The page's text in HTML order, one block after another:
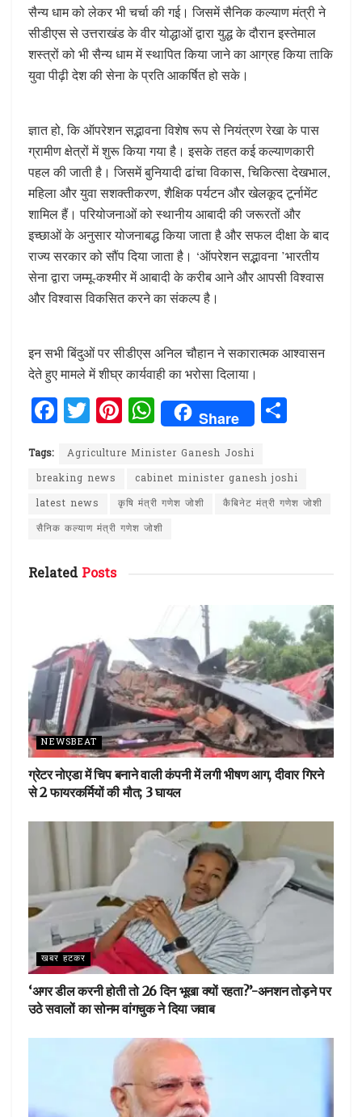
सैन्य धाम को लेकर भी चर्चा की गई। जिसमें सैनिक कल्याण मंत्री ने
सीडीएस से उत्तराखंड के वीर योद्धाओं द्वारा युद्ध के दौरान इस्तेमाल
शस्त्रों को भी सैन्य धाम में स्थापित किया जाने का आग्रह किया ताकि
युवा पीढ़ी देश की सेना के प्रति आकर्षित हो सके।
ज्ञात हो, कि ऑपरेशन सद्भावना विशेष रूप से नियंत्रण रेखा के पास
ग्रामीण क्षेत्रों में शुरू किया गया है। इसके तहत कई कल्याणकारी
पहल की जाती है। जिसमें बुनियादी ढांचा विकास, चिकित्सा देखभाल,
महिला और युवा सशक्तीकरण, शैक्षिक पर्यटन और खेलकूद टूर्नामेंट
शामिल हैं। परियोजनाओं को स्थानीय आबादी की जरूरतों और
इच्छाओं के अनुसार योजनाबद्ध किया जाता है और सफल दीक्षा के बाद
राज्य सरकार को सौंप दिया जाता है। ‘ऑपरेशन सद्भावना ’भारतीय
सेना द्वारा जम्मू-कश्मीर में आबादी के करीब आने और आपसी विश्वास
और विश्वास विकसित करने का संकल्प है।
इन सभी बिंदुओं पर सीडीएस अनिल चौहान ने सकारात्मक आश्वासन
देते हुए मामले में शीघ्र कार्यवाही का भरोसा दिलाया।
F
a
ce
b
o
o
k
T
w
it
te
r
Pi
n
te
re
st
W
h
at
s
A
p
Share
e
Tags:
Agriculture Minister Ganesh Joshi
breaking news
cabinet minister ganesh joshi
latest news
कृषि मंत्री गणेश जोशी
कैबिनेट मंत्री गणेश जोशी
सैनिक कल्याण मंत्री गणेश जोशी
RelatedPosts
NEWSBEAT
ग्रेटर नोएडा में चिप बनाने वाली कंपनी में लगी भीषण आग, दीवार गिरने
से 2 फायरकर्मियों की मौत; 3 घायल
खबर हटकर
‘अगर डील करनी होती तो 26 दिन भूखा क्यों रहता?’-अनशन तोड़ने पर
उठे सवालों का सोनम वांगचुक ने दिया जवाब